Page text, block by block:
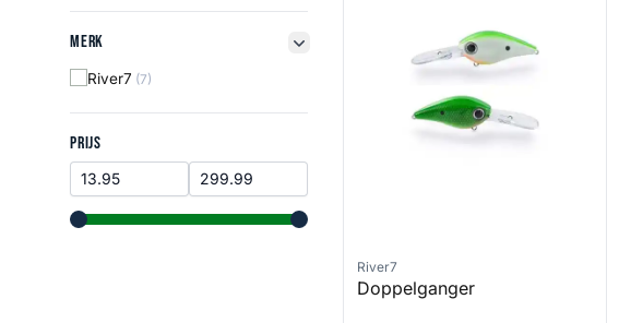
Merk
Merk filter button
River7 (7)
Prijs
PRIJS
range slider button range slider button
River7
Doppelganger